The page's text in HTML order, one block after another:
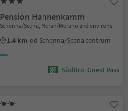
Pension Hahnenkamm
Schenna/Scena, Meran/Merano and environs
1.4 km od Schenna/Scena centrum
Südtirol Guest Pass